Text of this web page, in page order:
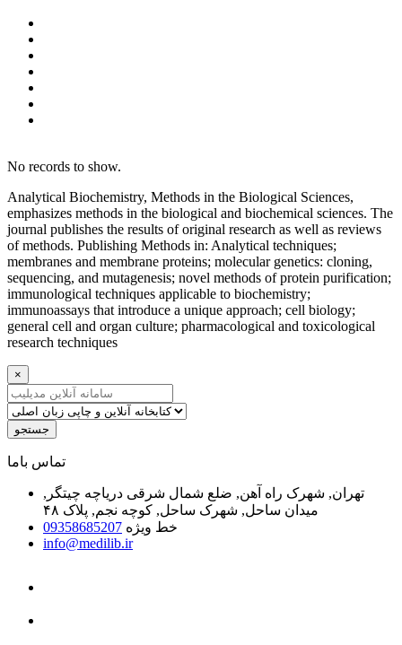
No records to show.
Analytical Biochemistry, Methods in the Biological Sciences,
emphasizes methods in the biological and biochemical sciences. The
journal publishes the results of original research as well as reviews
of methods. Publishing Methods in: Analytical techniques;
membranes and membrane proteins; molecular genetics: cloning,
sequencing, and mutagenesis; novel methods of protein purification;
immunological techniques applicable to biochemistry;
immunoassays that introduce a unique approach; cell biology;
general cell and organ culture; pharmacological and toxicological
research techniques
×
جستجو
ﺗﻤﺎﺱ ﺑﺎﻣﺎ
تهران, شهرک راه آهن, ضلع شمال شرقی دریاچه چیتگر,
میدان ساحل, شهرک ساحل, کوچه نجم, پلاک ۴۸
خط ویژه 09358685207
info@medilib.ir